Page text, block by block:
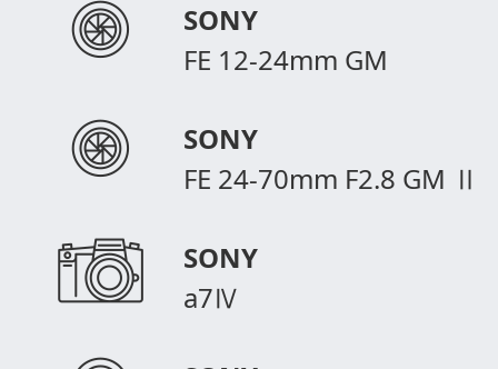
SONY
FE 12-24mm GM
SONY
FE 24-70mm F2.8 GM Ⅱ
SONY
a7Ⅳ